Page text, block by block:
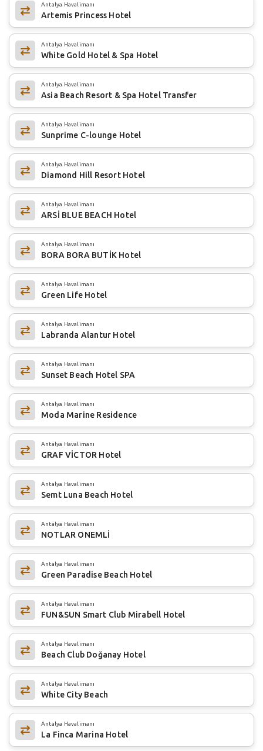
Antalya Havalimanı
Artemis Princess Hotel
Antalya Havalimanı
White Gold Hotel & Spa Hotel
Antalya Havalimanı
Asia Beach Resort & Spa Hotel Transfer
Antalya Havalimanı
Sunprime C-lounge Hotel
Antalya Havalimanı
Diamond Hill Resort Hotel
Antalya Havalimanı
ARSİ BLUE BEACH Hotel
Antalya Havalimanı
BORA BORA BUTİK Hotel
Antalya Havalimanı
Green Life Hotel
Antalya Havalimanı
Labranda Alantur Hotel
Antalya Havalimanı
Sunset Beach Hotel SPA
Antalya Havalimanı
Moda Marine Residence
Antalya Havalimanı
GRAF VİCTOR Hotel
Antalya Havalimanı
Semt Luna Beach Hotel
Antalya Havalimanı
NOTLAR ONEMLİ
Antalya Havalimanı
Green Paradise Beach Hotel
Antalya Havalimanı
FUN&SUN Smart Club Mirabell Hotel
Antalya Havalimanı
Beach Club Doğanay Hotel
Antalya Havalimanı
White City Beach
Antalya Havalimanı
La Finca Marina Hotel